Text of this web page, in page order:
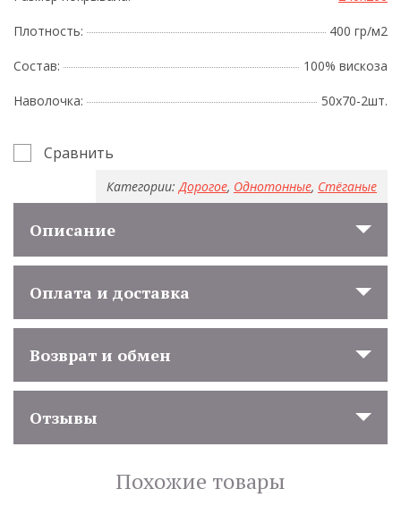
Плотность: 400 гр/м2
Состав: 100% вискоза
Наволочка: 50х70-2шт.
Сравнить
Категории: Дорогое, Однотонные, Стёганые
Описание
Оплата и доставка
Возврат и обмен
Отзывы
Похожие товары